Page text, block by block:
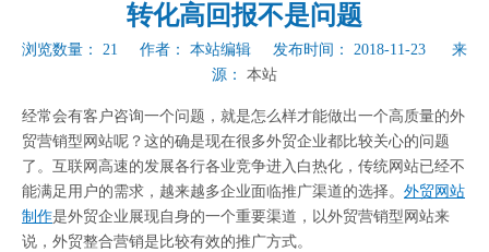
转化高回报不是问题
浏览数量： 21 作者： 本站编辑 发布时间： 2018-11-23 来
源： 本站
["wechat","weibo","qzone","douban","email"]
经常会有客户咨询一个问题，就是怎么样才能做出一个高质量的外
贸营销型网站呢？这的确是现在很多外贸企业都比较关心的问题
了。互联网高速的发展各行各业竞争进入白热化，传统网站已经不
能满足用户的需求，越来越多企业面临推广渠道的选择。 外贸网站
制作是外贸企业展现自身的一个重要渠道，以外贸营销型网站来
说， 外贸整合营销是比较有效的推广方式。